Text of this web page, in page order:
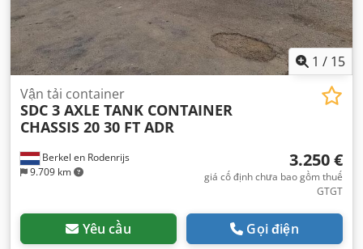
1 / 15
Berkel en Rodenrijs
9.709 km
Vận tải container
SDC 3 AXLE TANK CONTAINER
CHASSIS 20 30 FT ADR
3.250 €
giá cố định chưa bao gồm thuế
GTGT
Yêu cầu Gọi điện